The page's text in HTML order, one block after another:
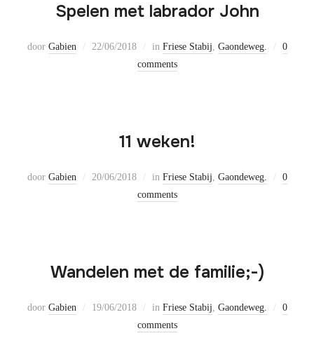
Spelen met labrador John
door Gabien 22/06/2018 in Friese Stabij, Gaondeweg.
0
comments
11 weken!
door Gabien 20/06/2018 in Friese Stabij, Gaondeweg.
0
comments
Wandelen met de familie;-)
door Gabien 19/06/2018 in Friese Stabij, Gaondeweg.
0
comments